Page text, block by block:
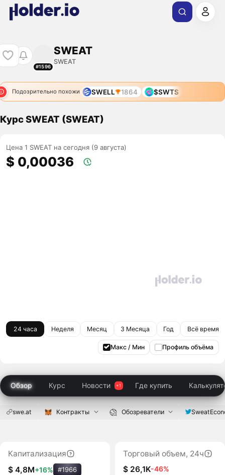
#1596
SWEAT
SWEAT
Подозрительно похожи SWELL 1864 $SWTS
Курс SWEAT (SWEAT)
Цена 1 SWEAT на сегодня (9 августа)
$ 0,00036
24 часа Неделя Месяц 3 Месяца Год Всё время
Макс / Мин Профиль объёма
Обзор Курс Новости Где купить
swe.at Контракты Обозреватели
Капитализация
$ 4,8M+16% #1966
Торговый объем, 24ч
$ 26,1K-46%